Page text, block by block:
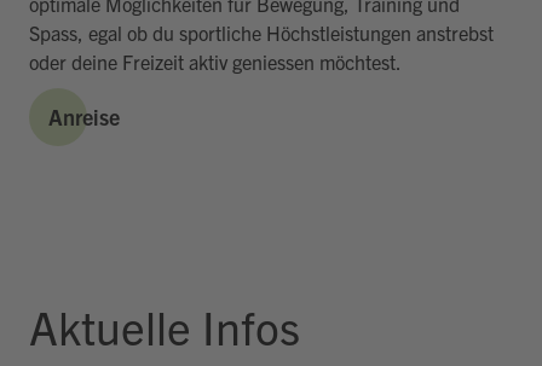
Spass, egal ob du sportliche Höchstleistungen anstrebst
oder deine Freizeit aktiv geniessen möchtest.
Anreise
Aktuelle Infos